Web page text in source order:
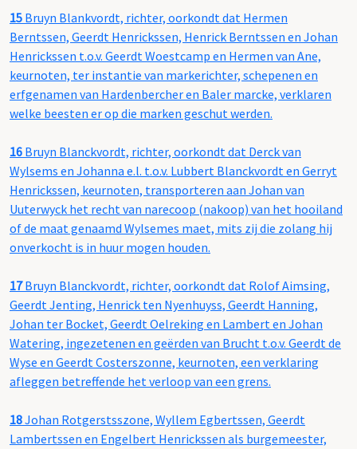
15 Bruyn Blankvordt, richter, oorkondt dat Hermen
Berntssen, Geerdt Henrickssen, Henrick Berntssen en Johan
Henrickssen t.o.v. Geerdt Woestcamp en Hermen van Ane,
keurnoten, ter instantie van markerichter, schepenen en
erfgenamen van Hardenbercher en Baler marcke, verklaren
welke beesten er op die marken geschut werden.
16 Bruyn Blanckvordt, richter, oorkondt dat Derck van
Wylsems en Johanna e.l. t.o.v. Lubbert Blanckvordt en Gerryt
Henrickssen, keurnoten, transporteren aan Johan van
Uuterwyck het recht van narecoop (nakoop) van het hooiland
of de maat genaamd Wylsemes maet, mits zij die zolang hij
onverkocht is in huur mogen houden.
17Bruyn Blanckvordt, richter, oorkondt dat Rolof Aimsing,
Geerdt Jenting, Henrick ten Nyenhuyss, Geerdt Hanning,
Johan ter Bocket, Geerdt Oelreking en Lambert en Johan
Watering, ingezetenen en geërden van Brucht t.o.v. Geerdt de
Wyse en Geerdt Costerszonne, keurnoten, een verklaring
afleggen betreffende het verloop van een grens.
18Johan Rotgerstsszone, Wyllem Egbertssen, Geerdt
Lambertssen en Engelbert Henrickssen als burgemeester,